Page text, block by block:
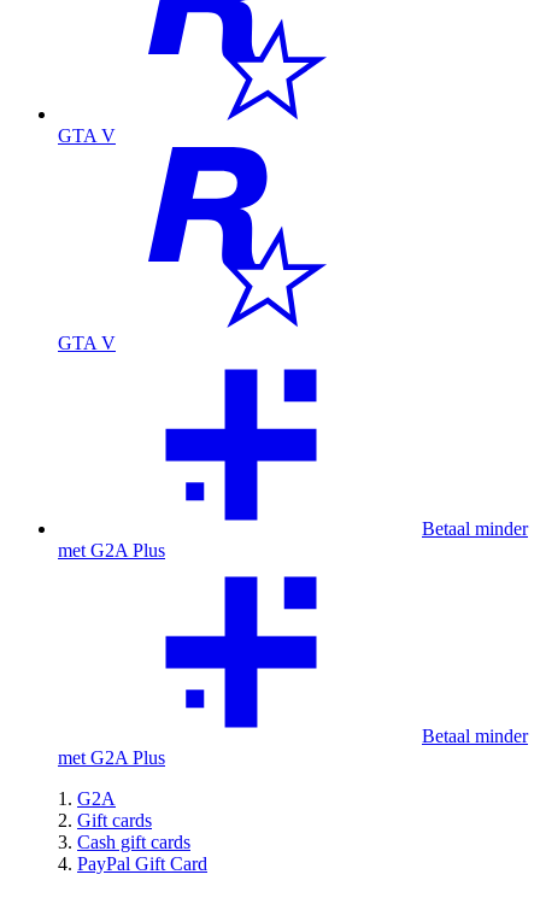
GTA V
GTA V
Betaal minder
met G2A Plus
Betaal minder
met G2A Plus
G2A
Gift cards
Cash gift cards
PayPal Gift Card